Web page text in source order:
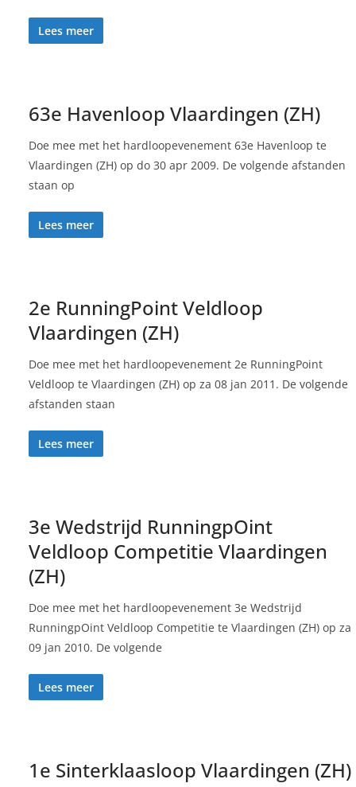
Lees meer
63e Havenloop Vlaardingen (ZH)
Doe mee met het hardloopevenement 63e Havenloop te
Vlaardingen (ZH) op do 30 apr 2009. De volgende afstanden
staan op
Lees meer
2e RunningPoint Veldloop
Vlaardingen (ZH)
Doe mee met het hardloopevenement 2e RunningPoint
Veldloop te Vlaardingen (ZH) op za 08 jan 2011. De volgende
afstanden staan
Lees meer
3e Wedstrijd RunningpOint
Veldloop Competitie Vlaardingen
(ZH)
Doe mee met het hardloopevenement 3e Wedstrijd
RunningpOint Veldloop Competitie te Vlaardingen (ZH) op za
09 jan 2010. De volgende
Lees meer
1e Sinterklaasloop Vlaardingen (ZH)